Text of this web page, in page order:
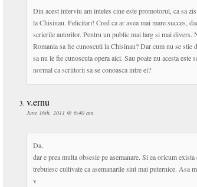
Din acest interviu am inteles cine este promotorul, ca sa
la Chisinau. Felicitari! Cred ca ar avea mai mare succes,
scrierile autorilor. Pentru un public mai larg si mai divers.
Romania sa fie cunoscuti la Chisinau? Dar cum nu se stie
sa nu le fie cunoscuta opera aici. Sau poate nu acesta este
normal ca scriitorii sa se conoasca intre ei?
v.ernu
June 16th, 2011 @ 6:40 am
Da,
dar e prea multa obsesie pe asemanare. Si ea oricum
trebuiesc cultivate ca asemanarile sint mai puternice. Asa
v